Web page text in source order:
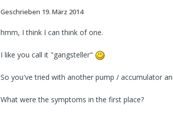
Geschrieben 19. März 2014
hmm, I think I can think of one.
I like you call it "gangsteller"
So you've tried with another pump / accumulator
What were the symptoms in the first place?